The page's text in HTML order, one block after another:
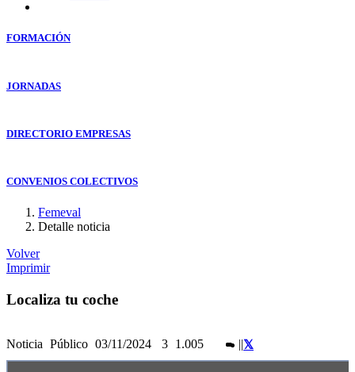
FORMACIÓN
JORNADAS
DIRECTORIO EMPRESAS
CONVENIOS COLECTIVOS
Femeval
Detalle noticia
Volver
Imprimir
Localiza tu coche
Noticia Público 03/11/2024 3 1.005 ||